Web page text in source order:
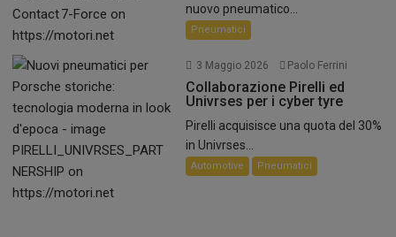
nuovo pneumatico...
Pneumatici
3 Maggio 2026 Paolo Ferrini
Collaborazione Pirelli ed
Univrses per i cyber tyre
Pirelli acquisisce una quota del 30%
in Univrses...
Automotive Pneumatici